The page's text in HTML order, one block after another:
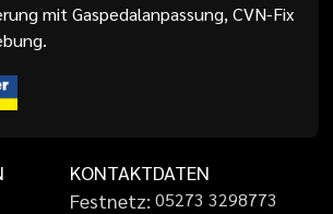
mit Gaspedalanpassung, CVN-Fix
KONTAKTDATEN
Festnetz: 05273 3298773